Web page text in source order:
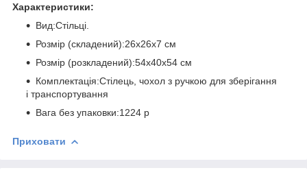
Характеристики:
Вид:Стільці.
Розмір (складений):26х26х7 см
Розмір (розкладений):54х40х54 см
Комплектація:Стілець, чохол з ручкою для зберігання
і транспортування
Вага без упаковки:1224 р
Приховати